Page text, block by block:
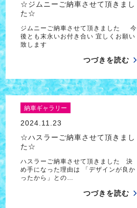
☆ジムニーご納車させて頂きまし
た☆
ジムニーご納車させて頂きました 今
後とも末永いお付き合い 宜しくお願い
致します
つづきを読む
納車ギャラリー
2024.11.23
☆ハスラーご納車させて頂きまし
た☆
ハスラーご納車させて頂きました 決
め手になった理由は 「デザインが良か
ったから」との…
つづきを読む